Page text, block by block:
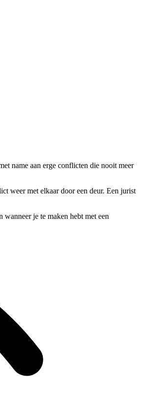
name aan erge conflicten die nooit meer
weer met elkaar door een deur. Een jurist
je te maken hebt met een